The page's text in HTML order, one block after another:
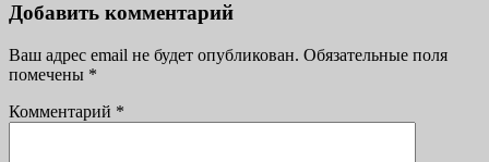
Добавить комментарий
Ваш адрес email не будет опубликован. Обязательные поля
помечены *
Комментарий *